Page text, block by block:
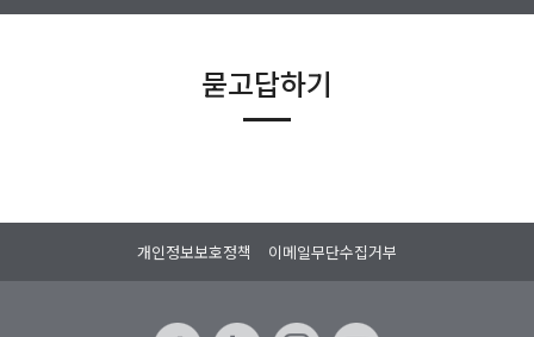
묻고답하기
개인정보보호정책 이메일무단수집거부